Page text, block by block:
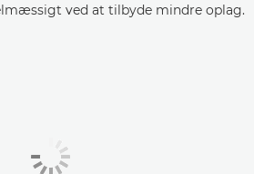
ved at tilbyde mindre oplag.